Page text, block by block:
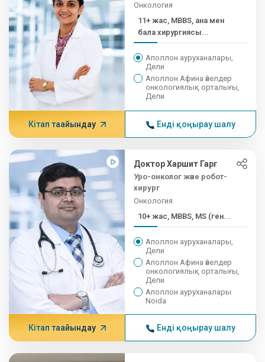
Онкология
11+ жас, MBBS, ана мен
бала хирургиясы...
Аполлон ауруханалары,
Дели
Аполлон Афина әйелдер
онкологиялық орталығы,
Дели
Кітап тағайындау Енді қоңырау шалу
Доктор Харшит Гарг
Уро-онколог және робот-
хирург
Онкология
10+ жас, MBBS, MS (ген...
Аполлон ауруханалары,
Дели
Аполлон Афина әйелдер
онкологиялық орталығы,
Дели
Аполлон ауруханалары
Noida
Кітап тағайындау Енді қоңырау шалу